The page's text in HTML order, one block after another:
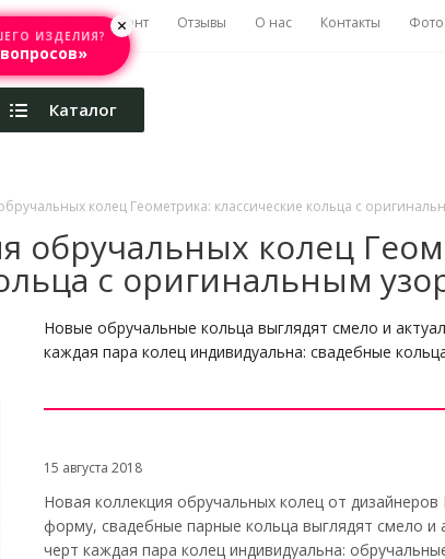
Ремонт Отзывы О нас Контакты
Каталог
колец Геометрика: классические кольца с
обручальных колец
с оригинальным
Новые обручальные кольца выглядят смело и
каждая пара колец индивидуальна: свадебные
15 августа 2018
Новая коллекция обручальных колец от
форму, свадебные парные кольца выглядят смело и
черт каждая пара колец индивидуальна:
ИЗДЕЛИЯ?